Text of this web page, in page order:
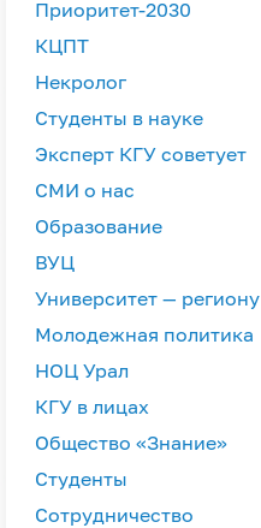
Приоритет-2030
КЦПТ
Некролог
Студенты в науке
Эксперт КГУ советует
СМИ о нас
Образование
ВУЦ
Университет — региону
Молодежная политика
НОЦ Урал
КГУ в лицах
Общество «Знание»
Студенты
Сотрудничество